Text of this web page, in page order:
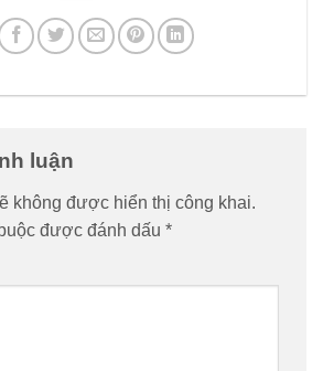
luận
không được hiển thị công khai.
được đánh dấu *